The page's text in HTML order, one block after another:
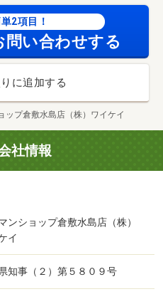
2項目！
問い合わせする
に追加する
ップ倉敷水島店（株）ワイケイ
社情報
ンショップ倉敷水島店（株）
イ
知事（２）第５８０９号